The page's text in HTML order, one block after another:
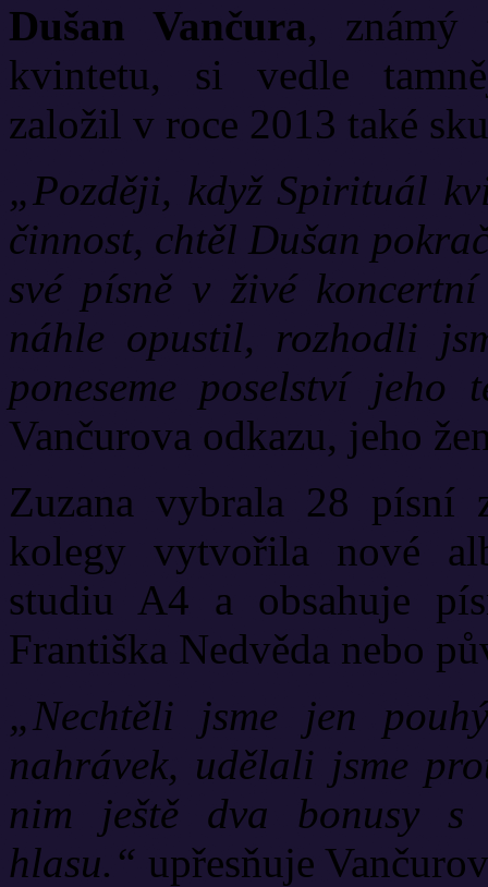
Dušan Vančura, známý
kvintetu, si vedle
založil v roce 2013 také
„Později, když Spirituál
činnost, chtěl Dušan
své písně v živé
náhle opustil, rozhodli
poneseme poselství jeho
Vančurova odkazu, jeho
Zuzana vybrala 28 písní
kolegy vytvořila nové
studiu A4 a obsahuje
Františka Nedvěda nebo
„Nechtěli jsme jen
nahrávek, udělali jsme
nim ještě dva bonusy s
hlasu.“ upřesňuje